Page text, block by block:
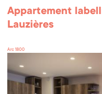
Appartement
Lauzières
Arc 1800